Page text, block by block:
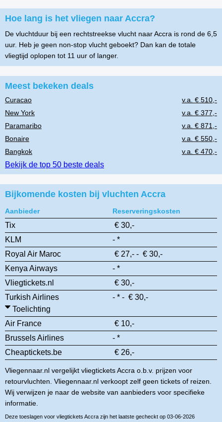
Hoe lang is het vliegen naar Accra?
De vluchtduur bij een rechtstreekse vlucht naar Accra is rond de 6,5
uur. Heb je geen non-stop vlucht geboekt? Dan kan de totale
vliegtijd oplopen tot 11 uur of langer.
Meest bekeken deals
Curacao
v.a. € 510,-
New York
v.a. € 377,-
Paramaribo
v.a. € 871,-
Bonaire
v.a. € 550,-
Bangkok
v.a. € 470,-
Bekijk de top 50 beste deals
Bijkomende kosten bij vluchten Accra
Aanbieder Reserveringskosten
Tix
€ 30,-
KLM
- *
Royal Air Maroc
€ 27,- - € 30,-
Kenya Airways
- *
Vliegtickets.nl
€ 30,-
Turkish Airlines
- * - € 30,-
Toelichting
Air France
€ 10,-
Brussels Airlines
- *
Cheaptickets.be
€ 26,-
Vliegennaar.nl vergelijkt vliegtickets Accra o.b.v. prijzen voor
retourvluchten. Vliegennaar.nl verkoopt zelf geen tickets of reizen.
Wij verwijzen je naar de website van aanbieders voor specifieke
informatie.
Deze toeslagen voor vliegtickets Accra zijn het laatste gecheckt op 03-06-2026